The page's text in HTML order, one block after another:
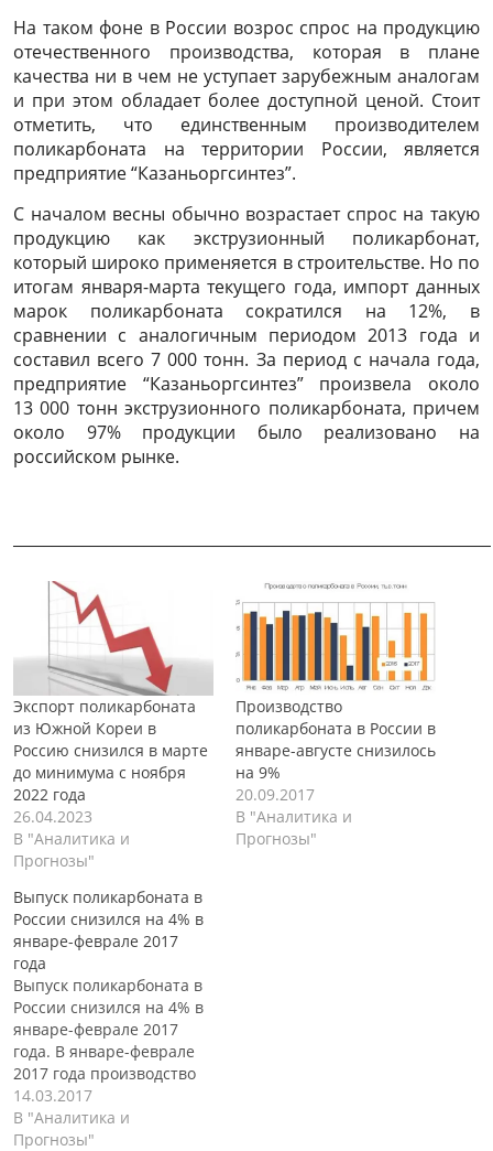
На таком фоне в России возрос спрос на продукцию
отечественного производства, которая в плане
качества ни в чем не уступает зарубежным аналогам
и при этом обладает более доступной ценой. Стоит
отметить, что единственным производителем
поликарбоната на территории России, является
предприятие “Казаньоргсинтез”.
С началом весны обычно возрастает спрос на такую
продукцию как экструзионный поликарбонат,
который широко применяется в строительстве. Но по
итогам января-марта текущего года, импорт данных
марок поликарбоната сократился на 12%, в
сравнении с аналогичным периодом 2013 года и
составил всего 7 000 тонн. За период с начала года,
предприятие “Казаньоргсинтез” произвела около
13 000 тонн экструзионного поликарбоната, причем
около 97% продукции было реализовано на
российском рынке.
Экспорт поликарбоната
из Южной Кореи в
Россию снизился в марте
до минимума с ноября
2022 года
26.04.2023
В "Аналитика и
Прогнозы"
Производство
поликарбоната в России в
январе-августе снизилось
на 9%
20.09.2017
В "Аналитика и
Прогнозы"
Выпуск поликарбоната в
России снизился на 4% в
январе-феврале 2017
года
Выпуск поликарбоната в
России снизился на 4% в
январе-феврале 2017
года. В январе-феврале
2017 года производство
поликарбоната (ПК) на
предприятии
Казаньоргсинтез
14.03.2017
В "Аналитика и
Прогнозы"